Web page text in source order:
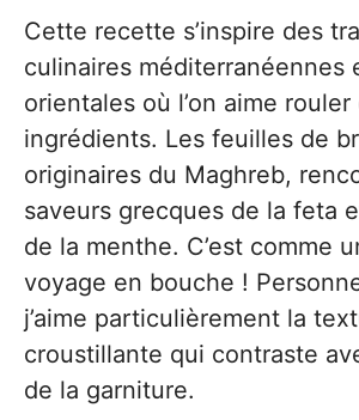
Cette recette s’inspire des
culinaires méditerranéennes
orientales où l’on aime
ingrédients. Les feuilles de
originaires du Maghreb,
saveurs grecques de la feta
de la menthe. C’est comme
voyage en bouche !
j’aime particulièrement la
croustillante qui contraste
de la garniture.